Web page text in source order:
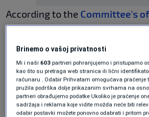
According to the Committee's
account, the talks will focus on
path, following the candidate
Bosnia and Herzegovina was
in late December.
David McAllister, the Committee
Brinemo o vašoj privatnosti
Mi i naši 603 partneri pohranjujemo i pristupamo
kao što su pretraga web stranica ili lični
računaru . Odabir Prihvatam omogućava praćenje
pružila podrška dolje prikazanim svrhama na
partneri obrađujemo podatke Ukoliko je praćenje
sadržaja i reklama koje vidite možda neće biti
odabir postavki možete ponovno odabrati i pritom